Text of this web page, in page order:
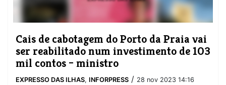
Cais de cabotagem do Porto da Praia vai
ser reabilitado num investimento de 103
mil contos – ministro
EXPRESSO DAS ILHAS, INFORPRESS / 28 nov 2023 14:16